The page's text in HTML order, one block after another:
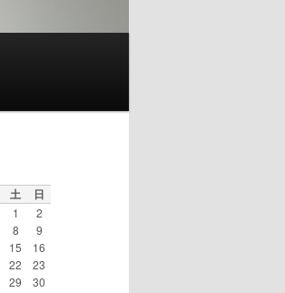
土 日
1
2
8
9
15
16
22
23
29
30